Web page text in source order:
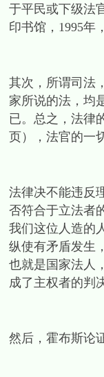
于平民或下级法
印书馆，1995年
其次，所谓司法
家所说的法，均
已。总之，法律
页），法官的一
法律决不能违反
否符合于立法者
我们这位人造的
纵使有矛盾发生
也就是国家法人
成了主权者的判
然后，霍布斯论